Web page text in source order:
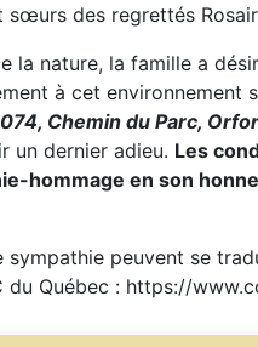
des regrettés
la nature, la famille a
à cet environnement
Chemin du Parc,
un dernier adieu. Les
hommage en son
peuvent se
Québec : https://